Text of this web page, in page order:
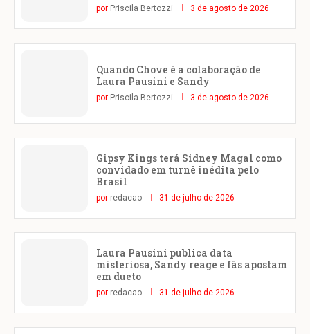
por Priscila Bertozzi 3 de agosto de 2026
Quando Chove é a colaboração de
Laura Pausini e Sandy
por Priscila Bertozzi 3 de agosto de 2026
Gipsy Kings terá Sidney Magal como
convidado em turnê inédita pelo
Brasil
por redacao 31 de julho de 2026
Laura Pausini publica data
misteriosa, Sandy reage e fãs apostam
em dueto
por redacao 31 de julho de 2026